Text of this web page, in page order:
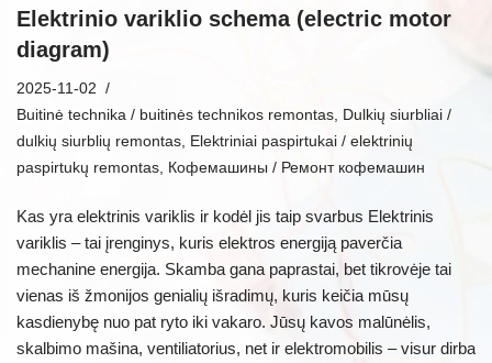
Elektrinio variklio schema (electric motor
diagram)
2025-11-02
Buitinė technika / buitinės technikos remontas Dulkių siurbliai /
dulkių siurblių remontas Elektriniai paspirtukai / elektrinių
paspirtukų remontas Кофемашины / Ремонт кофемашин
Kas yra elektrinis variklis ir kodėl jis taip svarbus Elektrinis
variklis – tai įrenginys, kuris elektros energiją paverčia
mechanine energija. Skamba gana paprastai, bet tikrovėje tai
vienas iš žmonijos genialių išradimų, kuris keičia mūsų
kasdienybę nuo pat ryto iki vakaro. Jūsų kavos malūnėlis,
skalbimo mašina, ventiliatorius, net ir elektromobilis – visur dirba